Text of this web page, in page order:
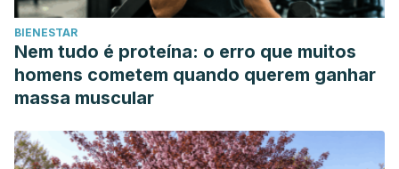
BIENESTAR
Nem tudo é proteína: o erro que muitos
homens cometem quando querem ganhar
massa muscular